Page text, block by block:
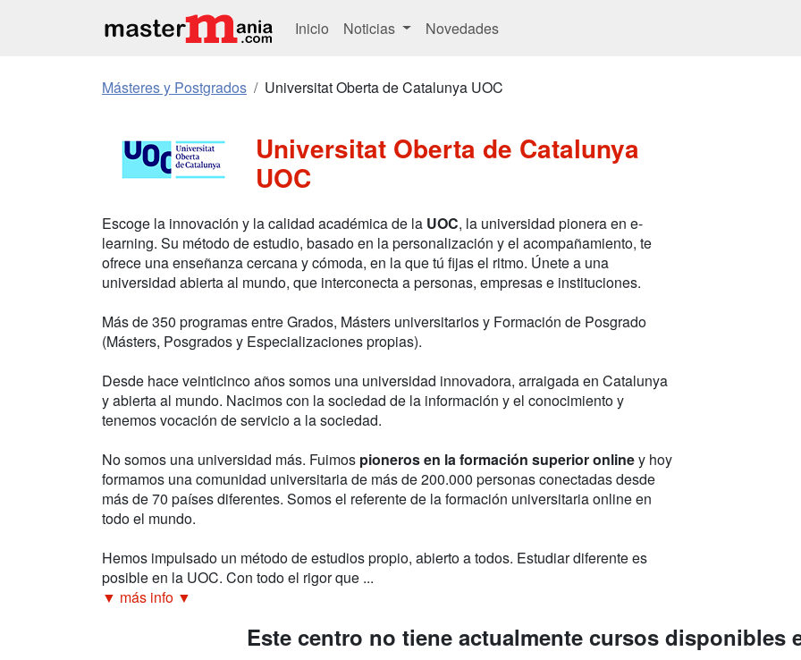
Inicio Noticias Novedades
Másteres y Postgrados Universitat Oberta de Catalunya UOC
Universitat Oberta de Catalunya
UOC
Escoge la innovación y la calidad académica de la UOC, la universidad pionera en e-
learning. Su método de estudio, basado en la personalización y el acompañamiento, te
ofrece una enseñanza cercana y cómoda, en la que tú fijas el ritmo. Únete a una
universidad abierta al mundo, que interconecta a personas, empresas e instituciones.
Más de 350 programas entre Grados, Másters universitarios y Formación de Posgrado
(Másters, Posgrados y Especializaciones propias).
Desde hace veinticinco años somos una universidad innovadora, arraigada en Catalunya
y abierta al mundo. Nacimos con la sociedad de la información y el conocimiento y
tenemos vocación de servicio a la sociedad.
No somos una universidad más. Fuimos pioneros en la formación superior onliney hoy
formamos una comunidad universitaria de más de 200.000 personas conectadas desde
más de 70 países diferentes. Somos el referente de la formación universitaria online en
todo el mundo.
Hemos impulsado un método de estudios propio, abierto a todos. Estudiar diferente es
posible en la UOC. Con todo el rigor que ...
▼ más info ▼
Este centro no tiene actualmente cursos disponibles